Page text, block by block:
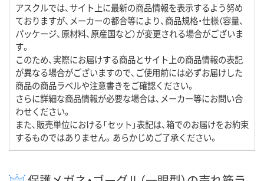
アスクルでは、サイト上に最新の商品情報を表示するよう努め
ておりますが、メーカーの都合等により、商品規格・仕様（容量、
パッケージ、原材料、原産国など）が変更される場合がございま
す。
このため、実際にお届けする商品とサイト上の商品情報の表記
が異なる場合がございますので、ご使用前には必ずお届けした
商品の商品ラベルや注意書きをご確認ください。
さらに詳細な商品情報が必要な場合は、メーカー等にお問い合
わせください。
また、販売単位における「セット」表記は、箱でのお届けをお約束
するものではありません。あらかじめご了承ください。